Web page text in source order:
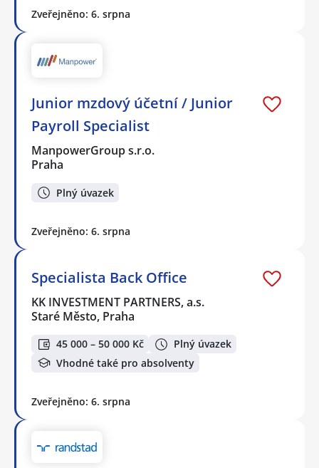
Zveřejněno: 6. srpna
Junior mzdový účetní / Junior
Payroll Specialist
ManpowerGroup s.r.o.
Praha
Plný úvazek
Zveřejněno: 6. srpna
Specialista Back Office
KK INVESTMENT PARTNERS, a.s.
Staré Město, Praha
45 000 – 50 000 Kč
Plný úvazek
Vhodné také pro absolventy
Zveřejněno: 6. srpna